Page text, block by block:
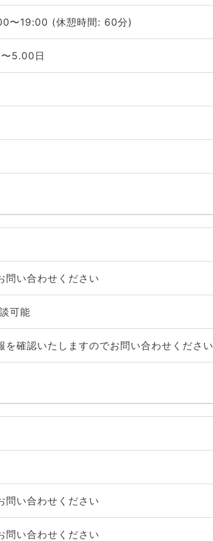
〜19:00 (休憩時間: 60分)
5.00日
問い合わせください
可能
を確認いたしますのでお問い合わせください
問い合わせください
問い合わせください